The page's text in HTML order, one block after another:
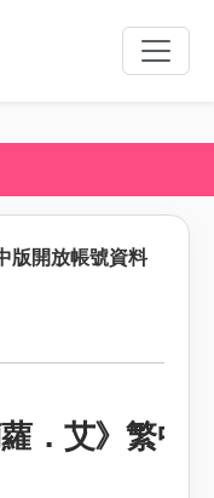
Toggle
版開放帳號資料
．艾》繁中